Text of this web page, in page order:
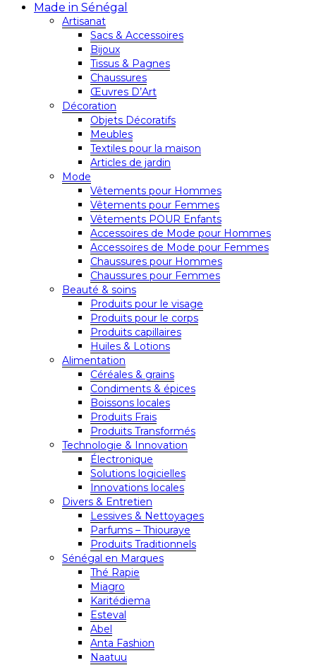
Made in Sénégal
Artisanat
Sacs & Accessoires
Bijoux
Tissus & Pagnes
Chaussures
Œuvres D’Art
Décoration
Objets Décoratifs
Meubles
Textiles pour la maison
Articles de jardin
Mode
Vêtements pour Hommes
Vêtements pour Femmes
Vêtements POUR Enfants
Accessoires de Mode pour Hommes
Accessoires de Mode pour Femmes
Chaussures pour Hommes
Chaussures pour Femmes
Beauté & soins
Produits pour le visage
Produits pour le corps
Produits capillaires
Huiles & Lotions
Alimentation
Céréales & grains
Condiments & épices
Boissons locales
Produits Frais
Produits Transformés
Technologie & Innovation
Électronique
Solutions logicielles
Innovations locales
Divers & Entretien
Lessives & Nettoyages
Parfums – Thiouraye
Produits Traditionnels
Sénégal en Marques
Thé Rapie
Miagro
Karitédiema
Esteval
Abel
Anta Fashion
Naatuu